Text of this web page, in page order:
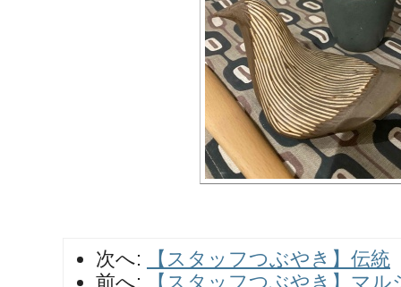
次へ:
【スタッフつぶやき】伝統
前へ:
【スタッフつぶやき】マル